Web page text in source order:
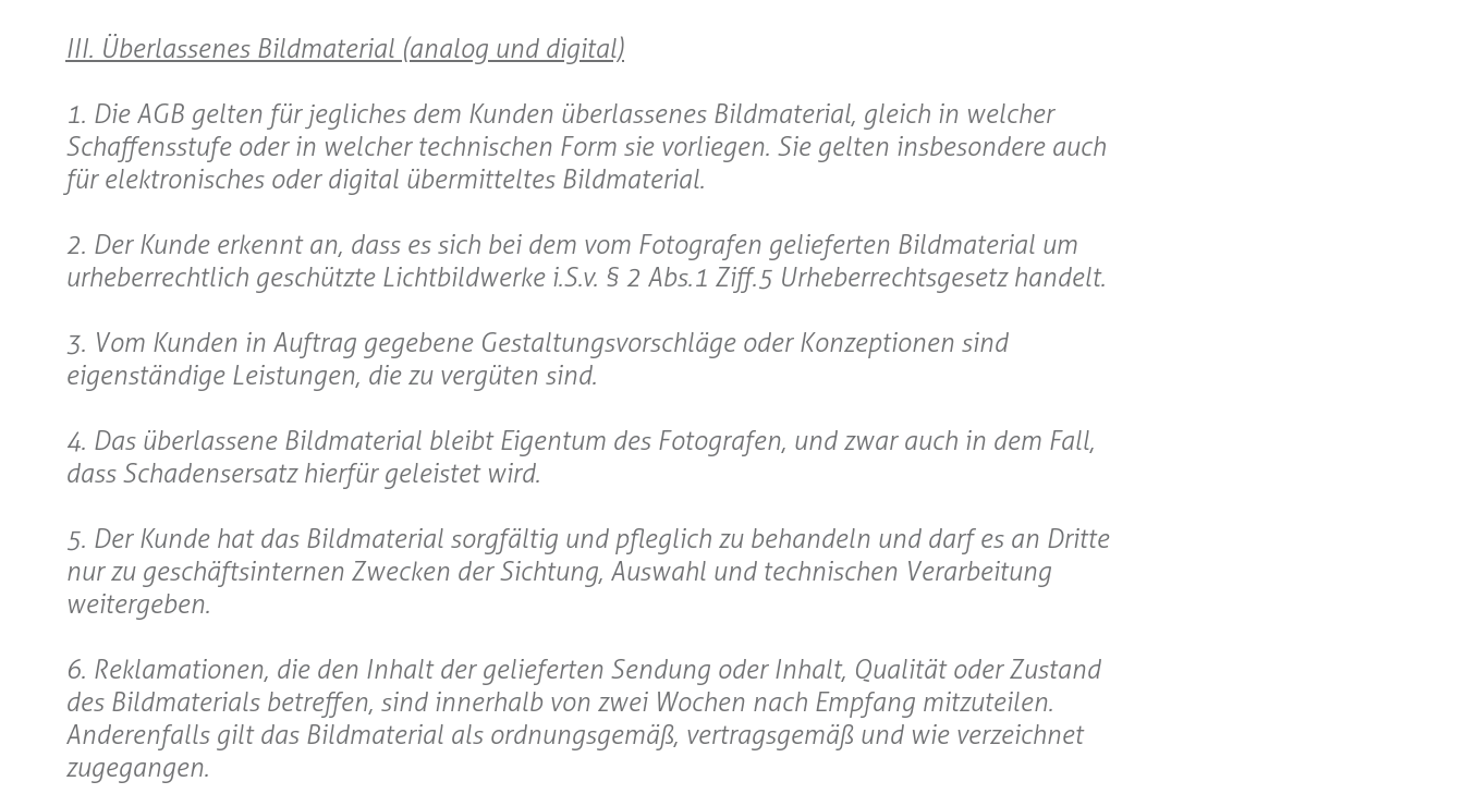
III. Überlassenes Bildmaterial (analog und digital)
1. Die AGB gelten für jegliches dem Kunden überlassenes Bildmaterial, gleich in welcher
Schaffensstufe oder in welcher technischen Form sie vorliegen. Sie gelten insbesondere auch
für elektronisches oder digital übermitteltes Bildmaterial.
2. Der Kunde erkennt an, dass es sich bei dem vom Fotografen gelieferten Bildmaterial um
urheberrechtlich geschützte Lichtbildwerke i.S.v. § 2 Abs.1 Ziff.5 Urheberrechtsgesetz handelt.
3. Vom Kunden in Auftrag gegebene Gestaltungsvorschläge oder Konzeptionen sind
eigenständige Leistungen, die zu vergüten sind.
4. Das überlassene Bildmaterial bleibt Eigentum des Fotografen, und zwar auch in dem Fall,
dass Schadensersatz hierfür geleistet wird.
5. Der Kunde hat das Bildmaterial sorgfältig und pfleglich zu behandeln und darf es an Dritte
nur zu geschäftsinternen Zwecken der Sichtung, Auswahl und technischen Verarbeitung
weitergeben.
6. Reklamationen, die den Inhalt der gelieferten Sendung oder Inhalt, Qualität oder Zustand
des Bildmaterials betreffen, sind innerhalb von zwei Wochen nach Empfang mitzuteilen.
Anderenfalls gilt das Bildmaterial als ordnungsgemäß, vertragsgemäß und wie verzeichnet
zugegangen.